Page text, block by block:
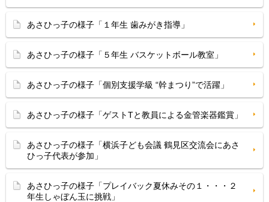
あさひっ子の様子「１年生 歯みがき指導」
あさひっ子の様子「５年生 バスケットボール教室」
あさひっ子の様子「個別支援学級 “幹まつり”で活躍」
あさひっ子の様子「ゲストTと教員による金管楽器鑑賞」
あさひっ子の様子「横浜子ども会議 鶴見区交流会にあさ
ひっ子代表が参加」
あさひっ子の様子「プレイバック夏休みその１・・・２
年生しゃぼん玉に挑戦」